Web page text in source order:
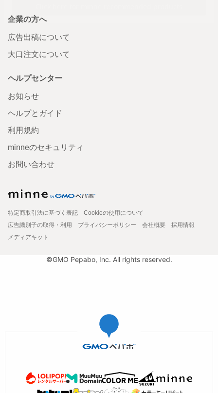
企業の方へ
広告出稿について
大口注文について
ヘルプセンター
お知らせ
ヘルプとガイド
利用規約
minneのセキュリティ
お問い合わせ
特定商取引法に基づく表記
Cookieの使用について
広告識別子の取得・利用
プライバシーポリシー 会社概要
採用情報
メディアキット
©GMO Pepabo, Inc. All rights reserved.